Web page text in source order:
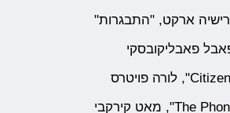
ארקט, "התבגרות"
פאבליקובסקי